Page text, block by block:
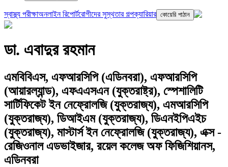
স্বাস্থ্য পরীক্ষাঅনলাইন রিপোর্টরোগীদের সুস্থতার গল্পক্যারিয়ার কোয়েরি পাঠান
ডা. এবাদুর রহমান
এমবিবিএস, এফআরসিপি (এডিনবরা), এফআরসিপি
(আয়ারল্যান্ড), এফএএসএন (যুক্তরাষ্ট্র), স্পেশালিটি
সার্টিফিকেট ইন নেফ্রোলজি (যুক্তরাজ্য), এমআরসিপি
(যুক্তরাজ্য), ডিআইএম (যুক্তরাজ্য), ডিএনইপিএইচ
(যুক্তরাজ্য), মাস্টার্স ইন নেফ্রোলজি (যুক্তরাজ্য), এক্স -
রেজিওনাল এডভাইজার, রয়েল কলেজ অফ ফিজিশিয়ানস,
এডিনবরা